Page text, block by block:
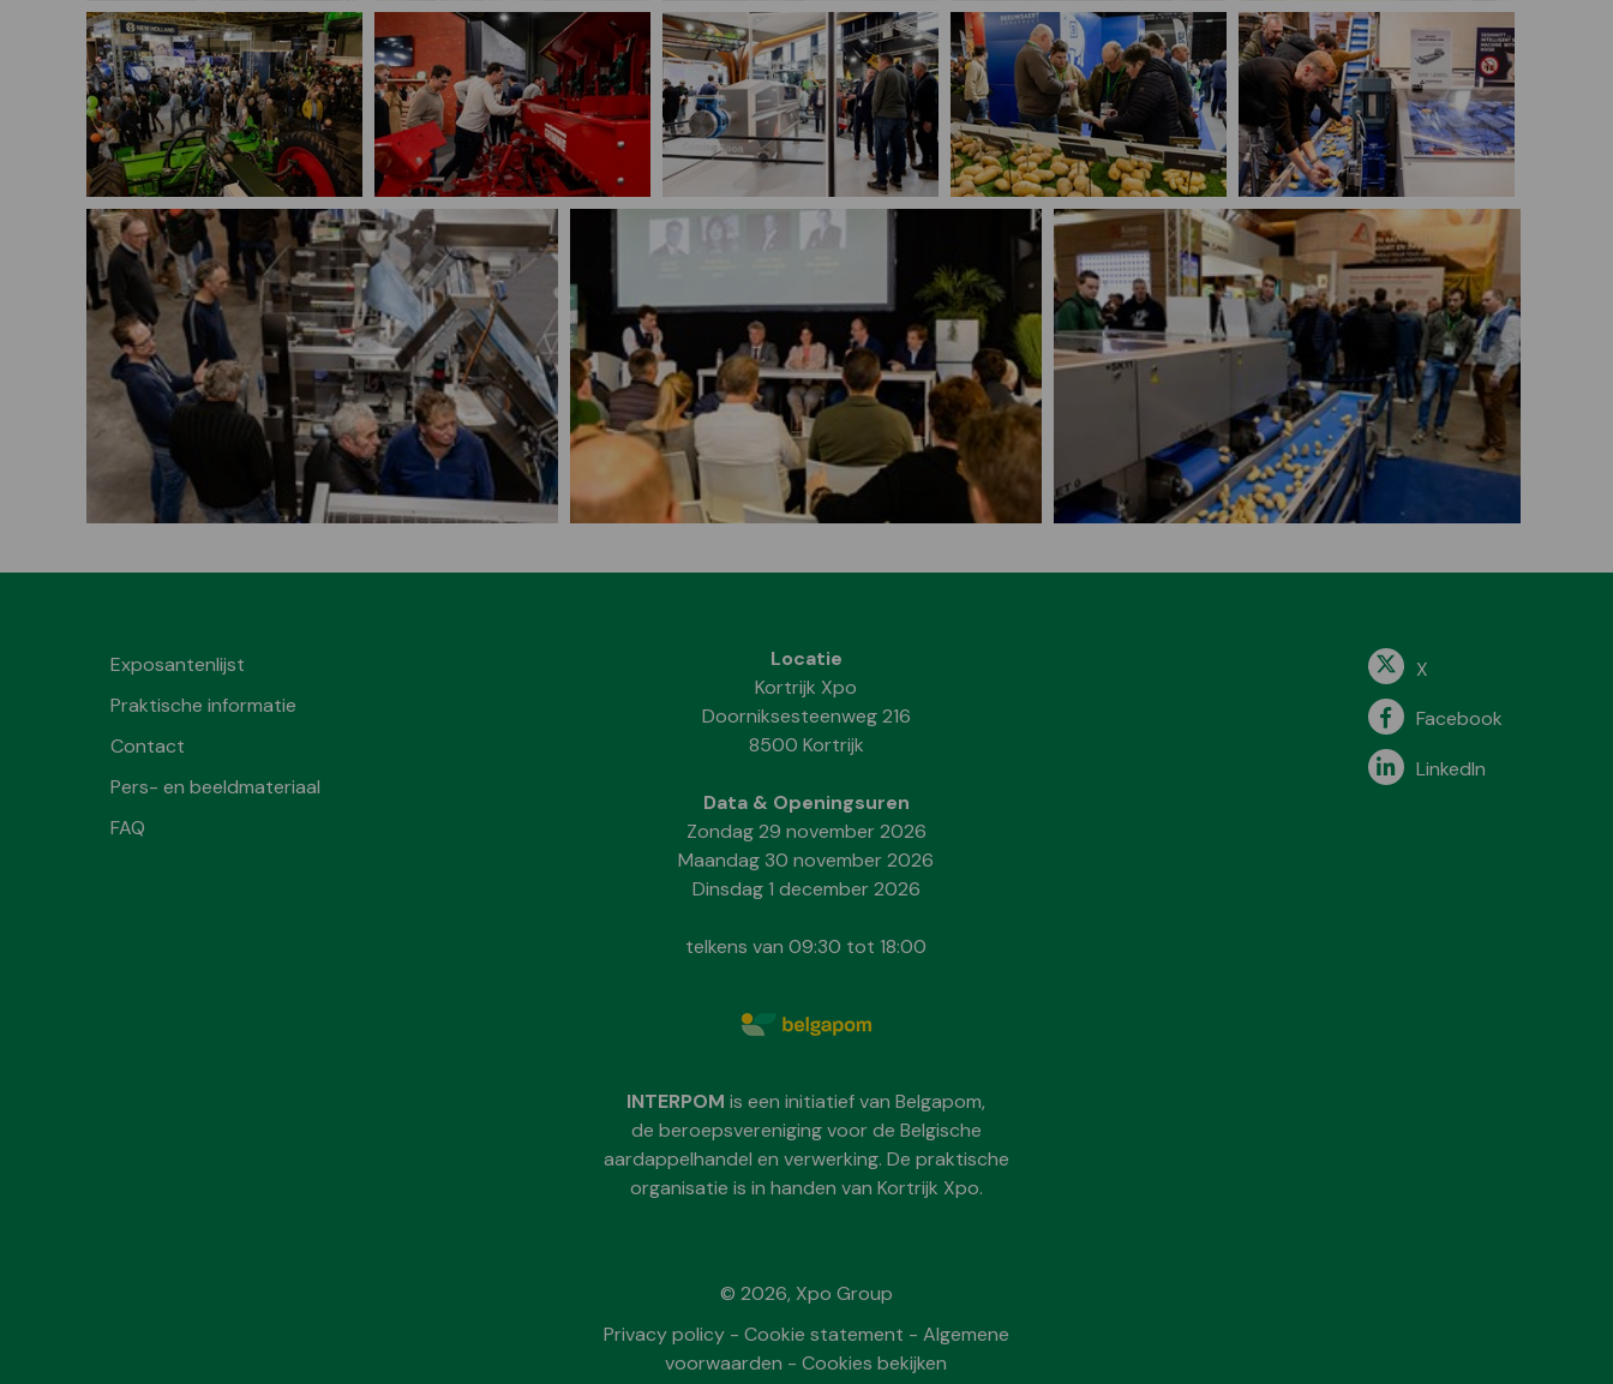
Exposantenlijst
Praktische informatie
Contact
Pers- en beeldmateriaal
FAQ
Locatie
Kortrijk Xpo
Doorniksesteenweg 216
8500 Kortrijk
Data & Openingsuren
Zondag 29 november 2026
Maandag 30 november 2026
Dinsdag 1 december 2026
telkens van 09:30 tot 18:00
INTERPOMis een initiatief van Belgapom,
de beroepsvereniging voor de Belgische
aardappelhandel en verwerking. De praktische
organisatie is in handen van Kortrijk Xpo.
X
Facebook
LinkedIn
© 2026, Xpo Group
Privacy policy- Cookie statement - Algemene
voorwaarden -Cookies bekijken